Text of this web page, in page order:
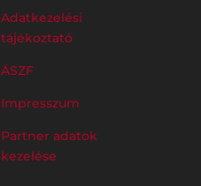
Adatkezelési
tájékoztató
ÁSZF
Impresszum
Partner adatok
kezelése